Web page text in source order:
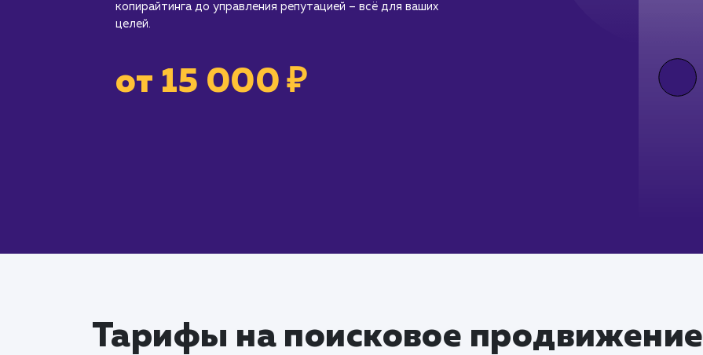
копирайтинга до управления репутацией – всё для ваших
целей.
от 15 000 ₽
Тарифы на поисковое продвижение